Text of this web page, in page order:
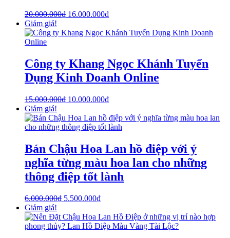
20.000.000₫ 16.000.000₫
Giảm giá!
Công ty Khang Ngọc Khánh Tuyển
Dụng Kinh Doanh Online
15.000.000₫ 10.000.000₫
Giảm giá!
Bán Chậu Hoa Lan hồ điệp với ý
nghĩa từng màu hoa lan cho những
thông điệp tốt lành
6.000.000₫ 5.500.000₫
Giảm giá!